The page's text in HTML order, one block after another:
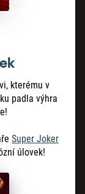
kterému v
padla výhra
Super Joker
úlovek!